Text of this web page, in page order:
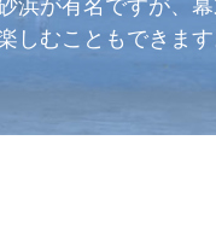
が有名ですが、
むこともできます